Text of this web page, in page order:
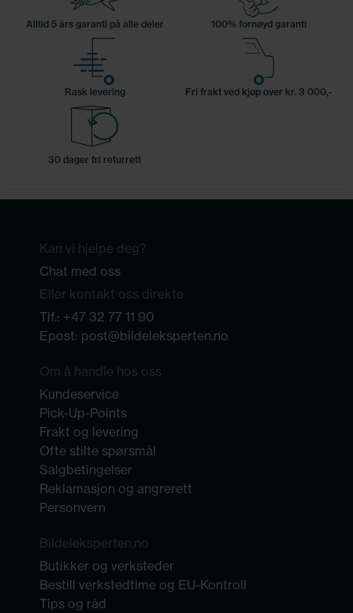
Alltid 5 års garanti på alle deler 100% fornøyd garanti
Rask levering Fri frakt ved kjøp over kr. 3 000,-
30 dager fri returrett
Kan vi hjelpe deg?
Chat med oss
Eller kontakt oss direkte
Tlf.: +47 32 77 11 90
Epost: post@bildeleksperten.no
Om å handle hos oss
Kundeservice
Pick-Up-Points
Frakt og levering
Ofte stilte spørsmål
Salgbetingelser
Reklamasjon og angrerett
Personvern
Bildeleksperten.no
Butikker og verksteder
Bestill verkstedtime og EU-Kontroll
Tips og råd